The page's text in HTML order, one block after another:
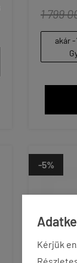
Kérjük
1 799
akár -
-5%